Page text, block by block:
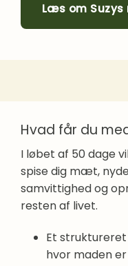
Læs om
Hvad får du
I løbet af 50 dage
spise dig mæt,
samvittighed og
resten af livet.
Et
hvor maden